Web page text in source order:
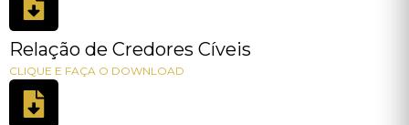
Relação de Credores Cíveis
CLIQUE E FAÇA O DOWNLOAD